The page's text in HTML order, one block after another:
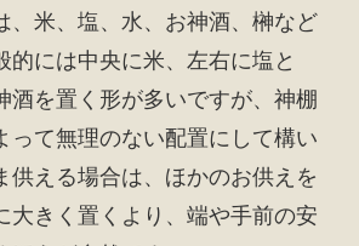
、米、塩、水、お神酒、榊など
的には中央に米、左右に塩と
酒を置く形が多いですが、神棚
って無理のない配置にして構い
供える場合は、ほかのお供えを
大きく置くより、端や手前の安